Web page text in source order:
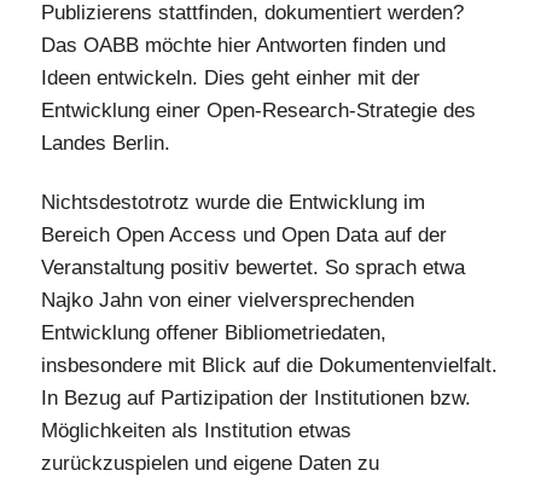
Publizierens stattfinden, dokumentiert werden?
Das OABB möchte hier Antworten finden und
Ideen entwickeln. Dies geht einher mit der
Entwicklung einer Open-Research-Strategie des
Landes Berlin.
Nichtsdestotrotz wurde die Entwicklung im
Bereich Open Access und Open Data auf der
Veranstaltung positiv bewertet. So sprach etwa
Najko Jahn von einer vielversprechenden
Entwicklung offener Bibliometriedaten,
insbesondere mit Blick auf die Dokumentenvielfalt.
In Bezug auf Partizipation der Institutionen bzw.
Möglichkeiten als Institution etwas
zurückzuspielen und eigene Daten zu